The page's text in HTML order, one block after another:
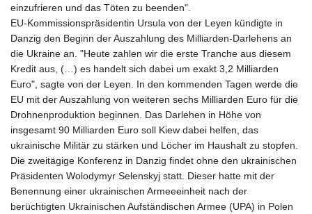
einzufrieren und das Töten zu beenden".
EU-Kommissionspräsidentin Ursula von der Leyen kündigte in
Danzig den Beginn der Auszahlung des Milliarden-Darlehens an
die Ukraine an. "Heute zahlen wir die erste Tranche aus diesem
Kredit aus, (…) es handelt sich dabei um exakt 3,2 Milliarden
Euro", sagte von der Leyen. In den kommenden Tagen werde die
EU mit der Auszahlung von weiteren sechs Milliarden Euro für die
Drohnenproduktion beginnen. Das Darlehen in Höhe von
insgesamt 90 Milliarden Euro soll Kiew dabei helfen, das
ukrainische Militär zu stärken und Löcher im Haushalt zu stopfen.
Die zweitägige Konferenz in Danzig findet ohne den ukrainischen
Präsidenten Wolodymyr Selenskyj statt. Dieser hatte mit der
Benennung einer ukrainischen Armeeeinheit nach der
berüchtigten Ukrainischen Aufständischen Armee (UPA) in Polen